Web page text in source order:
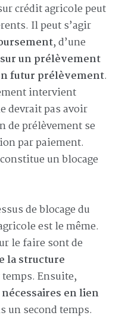
crédit agricole peut
Il peut s’agir
, d’une
un prélèvement
futur prélèvement.
intervient
devrait pas avoir
de prélèvement se
par paiement.
un blocage
de blocage du
est le même.
le faire sont de
la structure
Ensuite,
en lien
un second temps.